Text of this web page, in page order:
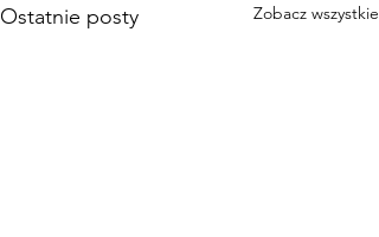
Ostatnie posty Zobacz wszystkie